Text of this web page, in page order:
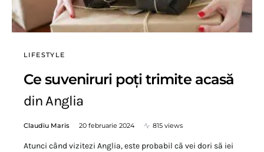
LIFESTYLE
Ce suveniruri poți trimite acasă
din Anglia
Claudiu Maris 20 februarie 2024 815 views
Atunci când vizitezi Anglia, este probabil că vei dori să iei